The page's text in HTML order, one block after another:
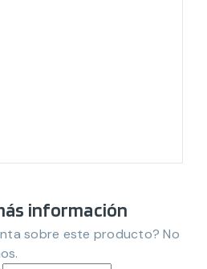
información
sobre este producto? No